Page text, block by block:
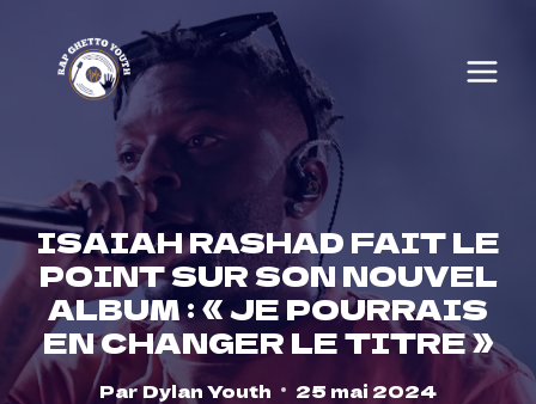
content
ISAIAH RASHAD FAIT LE
POINT SUR SON NOUVEL
ALBUM : « JE POURRAIS
EN CHANGER LE TITRE »
ParDylan Youth 25 mai 2024